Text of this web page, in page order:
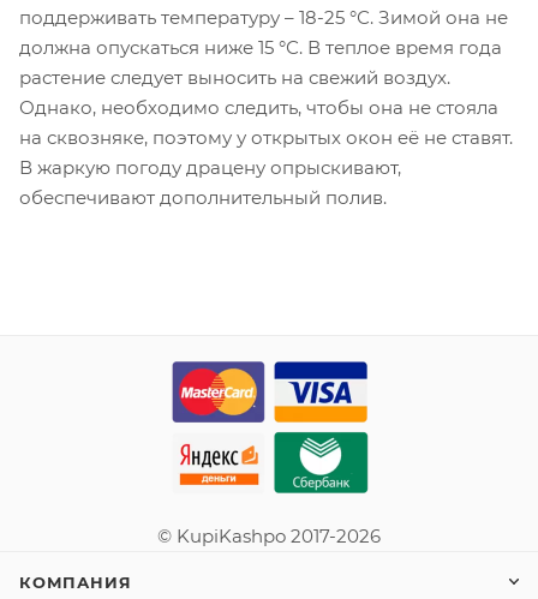
поддерживать температуру – 18-25 °С. Зимой она не
должна опускаться ниже 15 °С. В теплое время года
растение следует выносить на свежий воздух.
Однако, необходимо следить, чтобы она не стояла
на сквозняке, поэтому у открытых окон её не ставят.
В жаркую погоду драцену опрыскивают,
обеспечивают дополнительный полив.
© KupiKashpo 2017-2026
КОМПАНИЯ